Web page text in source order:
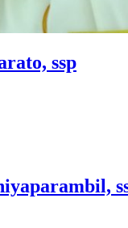
ssp